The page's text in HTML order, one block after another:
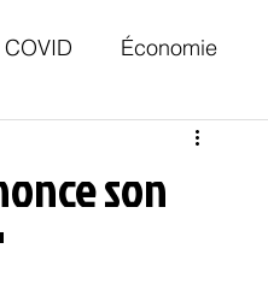
COVID Économie
Local
son